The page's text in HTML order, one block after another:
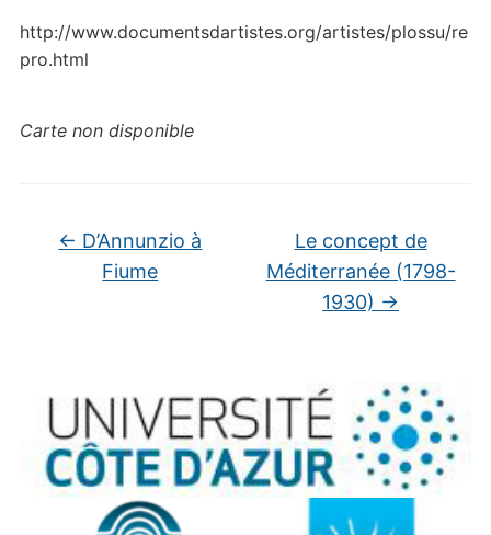
http://www.documentsdartistes.org/artistes/plossu/re
pro.html
Carte non disponible
← D’Annunzio à
Fiume
Le concept de
Méditerranée (1798-
1930) →